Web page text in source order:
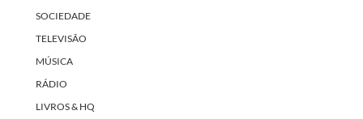
SOCIEDADE
TELEVISÃO
MÚSICA
RÁDIO
LIVROS & HQ